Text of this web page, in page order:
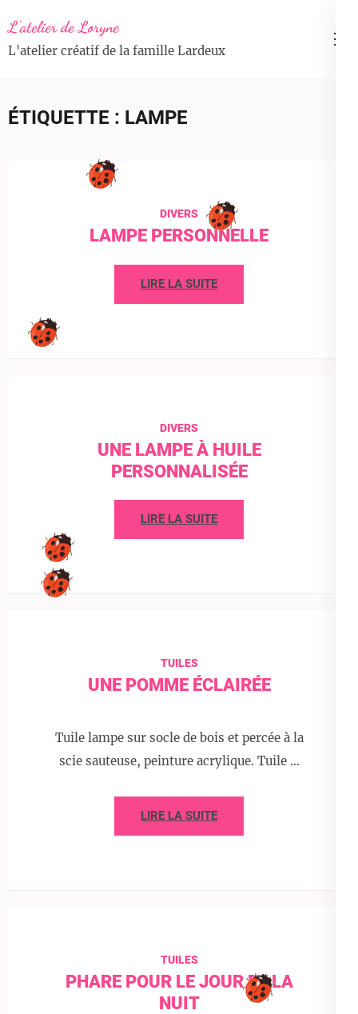
au
contenu
Entrée)
L'atelier de Loryne
L'atelier créatif de la famille Lardeux
ÉTIQUETTE : LAMPE
DIVERS
LAMPE PERSONNELLE
LIRE LA SUITE
DIVERS
UNE LAMPE À HUILE
PERSONNALISÉE
LIRE LA SUITE
TUILES
UNE POMME ÉCLAIRÉE
Tuile lampe sur socle de bois et percée à la
scie sauteuse, peinture acrylique. Tuile …
LIRE LA SUITE
TUILES
PHARE POUR LE JOUR ET LA
NUIT